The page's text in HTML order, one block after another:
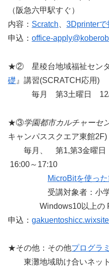
（阪急六甲駅すぐ）
内容： Scratch
3Dprinter
申込： office-
★② 星稜台地域福祉セ
礎 』講習(SCRATCH応用)
毎月 第3土曜日 12/
★③学園都市カルチャーセ
キャンパススクエア東館2F)
毎月、 第1,第3金曜日
16:00～17:10
MicroBitを使っ
受講対象者：小学校
Windows10以上の
申込：
★その他：その他プログラ
東灘地域助け合いネッ